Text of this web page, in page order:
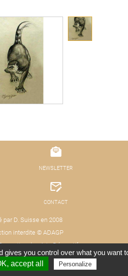
par D. Suisse en 2008
interdite © ADAGP
des Arts Décoratifs
NEWSLETTER
CONTACT
données Crédits : Xooloop Studio
gives you control over what you want
accept all Personalize